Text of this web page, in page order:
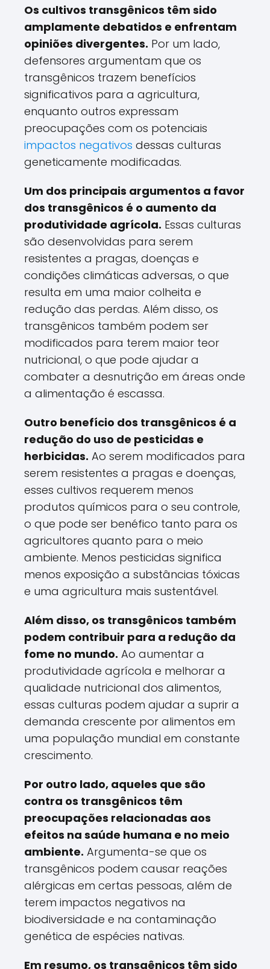
Os cultivos transgênicos têm sido
amplamente debatidos e enfrentam
opiniões divergentes. Por um lado,
defensores argumentam que os
transgênicos trazem benefícios
significativos para a agricultura,
enquanto outros expressam
preocupações com os potenciais
impactos negativos dessas culturas
geneticamente modificadas.
Um dos principais argumentos a favor
dos transgênicos é o aumento da
produtividade agrícola. Essas culturas
são desenvolvidas para serem
resistentes a pragas, doenças e
condições climáticas adversas, o que
resulta em uma maior colheita e
redução das perdas. Além disso, os
transgênicos também podem ser
modificados para terem maior teor
nutricional, o que pode ajudar a
combater a desnutrição em áreas onde
a alimentação é escassa.
Outro benefício dos transgênicos é a
redução do uso de pesticidas e
herbicidas. Ao serem modificados para
serem resistentes a pragas e doenças,
esses cultivos requerem menos
produtos químicos para o seu controle,
o que pode ser benéfico tanto para os
agricultores quanto para o meio
ambiente. Menos pesticidas significa
menos exposição a substâncias tóxicas
e uma agricultura mais sustentável.
Além disso, os transgênicos também
podem contribuir para a redução da
fome no mundo. Ao aumentar a
produtividade agrícola e melhorar a
qualidade nutricional dos alimentos,
essas culturas podem ajudar a suprir a
demanda crescente por alimentos em
uma população mundial em constante
crescimento.
Por outro lado, aqueles que são
contra os transgênicos têm
preocupações relacionadas aos
efeitos na saúde humana e no meio
ambiente. Argumenta-se que os
transgênicos podem causar reações
alérgicas em certas pessoas, além de
terem impactos negativos na
biodiversidade e na contaminação
genética de espécies nativas.
Em resumo, os transgênicos têm sido